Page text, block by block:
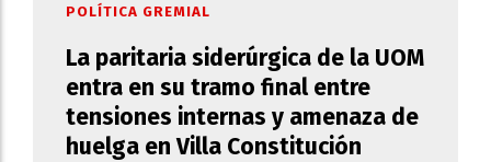
La paritaria siderúrgica de la UOM
entra en su tramo final entre
tensiones internas y amenaza de
huelga en Villa Constitución
POLÍTICA GREMIAL